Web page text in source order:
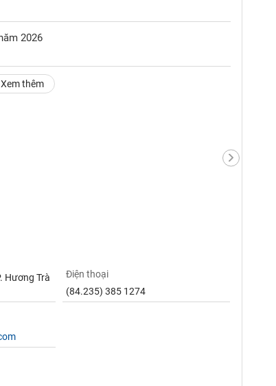
2026
Xem thêm
Hương Trà
Điện thoại
(84.235) 385 1274